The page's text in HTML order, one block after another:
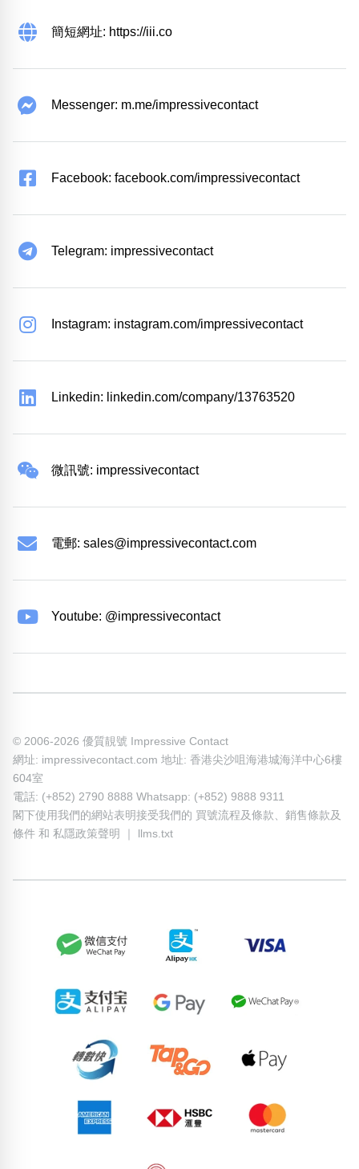
簡短網址: https://iii.co
Messenger: m.me/impressivecontact
Facebook: facebook.com/impressivecontact
Telegram: impressivecontact
Instagram: instagram.com/impressivecontact
Linkedin: linkedin.com/company/13763520
微訊號: impressivecontact
電郵: sales@impressivecontact.com
Youtube: @impressivecontact
© 2006-2026 優質靚號 Impressive Contact
網址: impressivecontact.com 地址: 香港尖沙咀海港城海洋中心6樓
604室
電話: (+852) 2790 8888 Whatsapp: (+852) 9888 9311
閣下使用我們的網站表明接受我們的 買號流程及條款
銷售條款及
條件 和 私隱政策聲明 llms.txt